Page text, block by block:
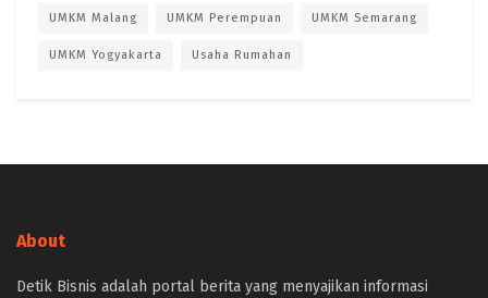
UMKM Malang UMKM Perempuan UMKM Semarang
UMKM Yogyakarta Usaha Rumahan
About
Detik Bisnis adalah portal berita yang menyajikan informasi